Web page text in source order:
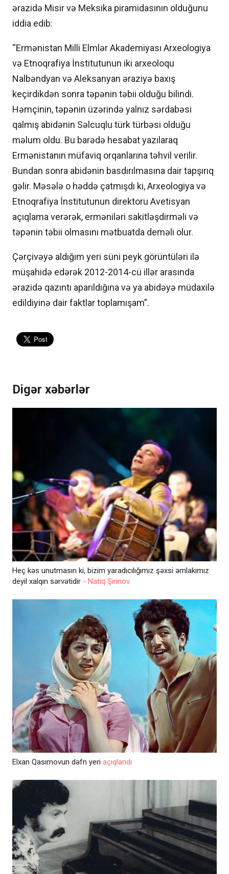
ərazidə Misir və Meksika piramidasının olduğunu
iddia edib:
“Ermənistan Milli Elmlər Akademiyası Arxeologiya
və Etnoqrafiya İnstitutunun iki arxeoloqu
Nalbəndyan və Aleksanyan əraziyə baxış
keçirdikdən sonra təpənin təbii olduğu bilindi.
Həmçinin, təpənin üzərində yalnız sərdabəsi
qalmış abidənin Səlcuqlu türk türbəsi olduğu
məlum oldu. Bu barədə hesabat yazılaraq
Ermənistanın müfaviq orqanlarına təhvil verilir.
Bundan sonra abidənin basdırılmasına dair tapşırıq
gəlir. Məsələ o həddə çatmışdı ki, Arxeologiya və
Etnoqrafiya İnstitutunun direktoru Avetisyan
açıqlama verərək, erməniləri sakitləşdirməli və
təpənin təbii olmasını mətbuatda deməli olur.
Çərçivəyə aldığım yeri süni peyk görüntüləri ilə
müşahidə edərək 2012-2014-cü illər arasında
ərazidə qazıntı aparıldığına və ya abidəyə müdaxilə
edildiyinə dair faktlar toplamışam”.
Digər xəbərlər
Heç kəs unutmasın ki, bizim yaradıcılığımız şəxsi əmlakımız
deyil xalqın sərvətidir - Natiq Şirinov
Elxan Qasımovun dəfn yeri açıqlandı